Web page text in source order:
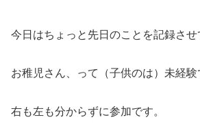
今日はちょっと先日のことを記録させ
お稚児さん、って（子供のは）未経験
右も左も分からずに参加です。